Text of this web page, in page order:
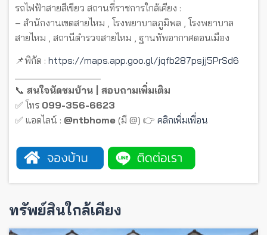
รถไฟฟ้าสายสีเขียว สถานที่ราชการใกล้เคียง :
– สำนักงานเขตสายไหม , โรงพยาบาลภูมิพล , โรงพยาบาล
สายไหม , สถานีตำรวจสายไหม , ฐานทัพอากาศดอนเมือง
📌พิกัด : https://maps.app.goo.gl/jqfb287psjj5PrSd6
📞 สนใจนัดชมบ้าน | สอบถามเพิ่มเติม
✅ โทร 099-356-6623
✅ แอดไลน์ : @ntbhome (มี @) 👉 คลิกเพิ่มเพื่อน
ทรัพย์สินใกล้เคียง